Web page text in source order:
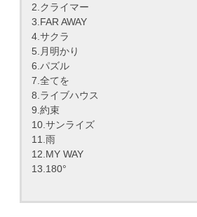
2.クライマー
3.FAR AWAY
4.サクラ
5.月明かり
6.パズル
7.全てを
8.ライブハウス
9.約束
10.サンライズ
11.雨
12.MY WAY
13.180°